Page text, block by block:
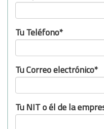
Tu Teléfono*
Tu Correo electrónico*
Tu NIT o él de la